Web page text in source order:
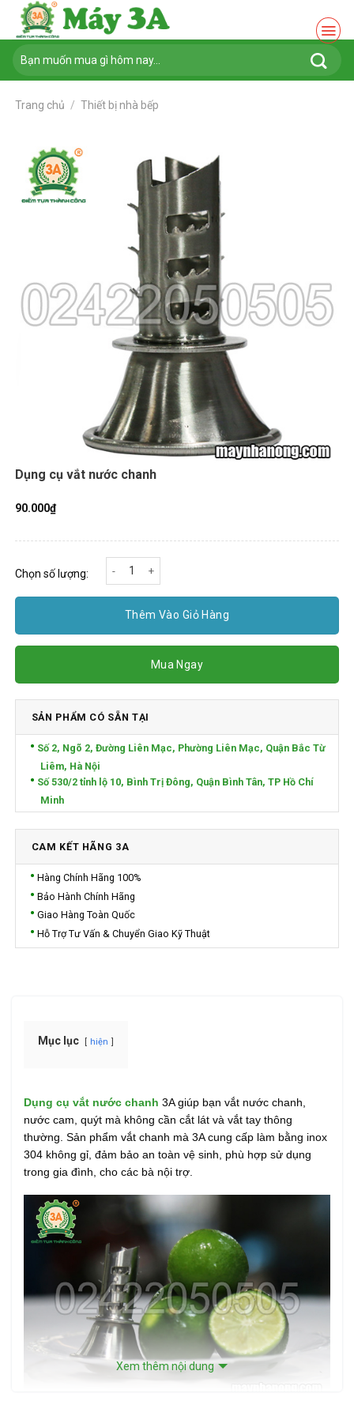
Chuyển
nội
dung
Tìm
kiếm:
Trang chủ / Thiết bị nhà bếp
Dụng cụ vắt nước chanh
90.000₫
Dụng cụ vắt nước chanh số lượng
Chọn số lượng:
Thêm Vào Giỏ Hàng
Mua Ngay
SẢN PHẨM CÓ SẴN TẠI
Số 2, Ngõ 2, Đường Liên Mạc, Phường Liên Mạc, Quận Bắc Từ
Liêm, Hà Nội
Số 530/2 tỉnh lộ 10, Bình Trị Đông, Quận Bình Tân, TP Hồ Chí
Minh
CAM KẾT HÃNG 3A
Hàng Chính Hãng 100%
Bảo Hành Chính Hãng
Giao Hàng Toàn Quốc
Hỗ Trợ Tư Vấn & Chuyển Giao Kỹ Thuật
Mục lục hiện
Dụng cụ vắt nước chanh 3A giúp bạn vắt nước chanh,
nước cam, quýt mà không cần cắt lát và vắt tay thông
thường. Sản phẩm vắt chanh mà 3A cung cấp làm bằng inox
304 không gỉ, đảm bảo an toàn vệ sinh, phù hợp sử dụng
trong gia đình, cho các bà nội trợ.
Xem thêm nội dung